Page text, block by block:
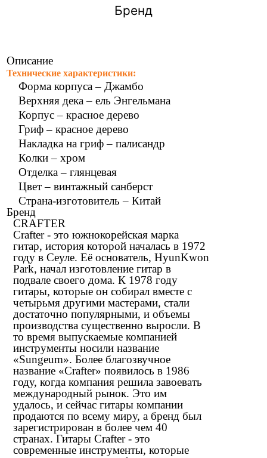
Бренд
Описание
Технические характеристики:
Форма корпуса – Джамбо
Верхняя дека – ель Энгельмана
Корпус – красное дерево
Гриф – красное дерево
Накладка на гриф – палисандр
Колки – хром
Отделка – глянцевая
Цвет – винтажный санберст
Страна-изготовитель – Китай
Бренд
CRAFTER
Crafter - это южнокорейская марка
гитар, история которой началась в 1972
году в Сеуле. Её основатель, HyunKwon
Park, начал изготовление гитар в
подвале своего дома. К 1978 году
гитары, которые он собирал вместе с
четырьмя другими мастерами, стали
достаточно популярными, и объемы
производства существенно выросли. В
то время выпускаемые компанией
инструменты носили название
«Sungeum». Более благозвучное
название «Crafter» появилось в 1986
году, когда компания решила завоевать
международный рынок. Это им
удалось, и сейчас гитары компании
продаются по всему миру, а бренд был
зарегистрирован в более чем 40
странах. Гитары Crafter - это
современные инструменты, которые